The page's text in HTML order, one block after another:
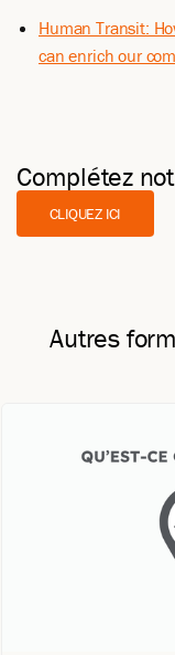
Human Transit:
can enrich our
Complétez
CLIQUEZ ICI
Autres